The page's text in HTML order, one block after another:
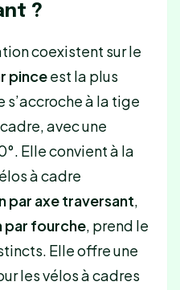
?
coexistent sur le
pinceest la plus
s’accroche à la tige
avec une
Elle convient à la
à cadre
par axe traversant,
par fourche, prend le
Elle offre une
les vélos à cadres